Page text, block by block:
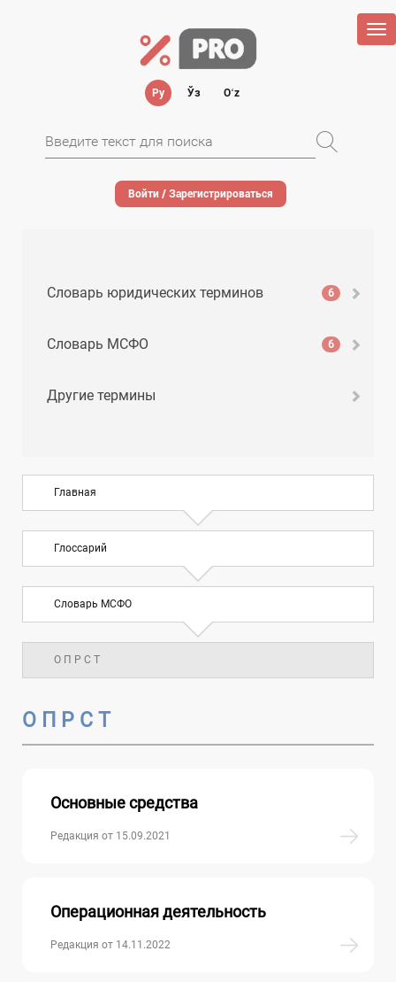
Ру Ўз Oʻz
Войти / Зарегистрироваться
Словарь юридических терминов 6
Словарь МСФО 6
Другие термины
Главная
Глоссарий
Словарь МСФО
О П Р С Т
О П Р С Т
Основные средства
Редакция от 15.09.2021
Операционная деятельность
Редакция от 14.11.2022